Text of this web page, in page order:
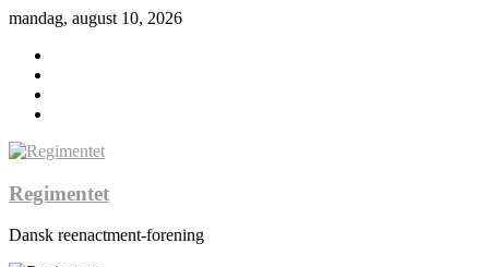
mandag, august 10, 2026
Regimentet
Dansk reenactment-forening